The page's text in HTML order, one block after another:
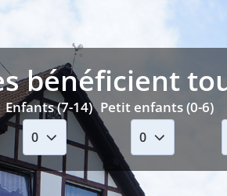
bénéficient
Enfants (7-14) Petit enfants (0-6)